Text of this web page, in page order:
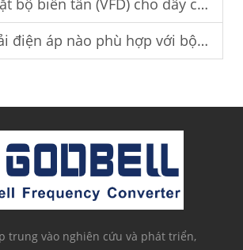
tần (VFD) cho dây chuyền sản xuất trong nhà máy.
áp nào phù hợp với bộ biến tần năng lượng mặt trời dân dụng?
trung vào nghiên cứu và phát triển,